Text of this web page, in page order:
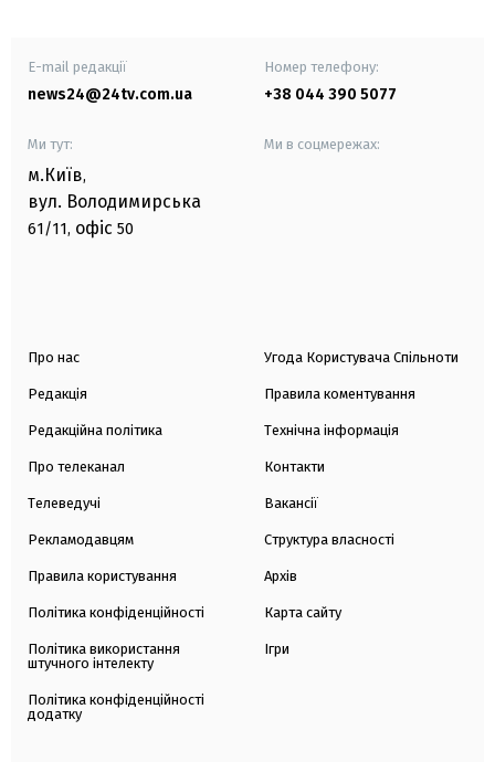
E-mail редакції
news24@24tv.com.ua
Номер телефону:
+38 044 390 5077
Ми тут:
м.Київ,
вул. Володимирська
61/11, офіс 50
Ми в соцмережах:
Про нас
Редакція
Редакційна політика
Про телеканал
Телеведучі
Рекламодавцям
Правила користування
Політика конфіденційності
Політика використання
штучного інтелекту
Політика конфіденційності
додатку
Угода Користувача Спільноти
Правила коментування
Технічна інформація
Контакти
Вакансії
Структура власності
Архів
Карта сайту
Ігри